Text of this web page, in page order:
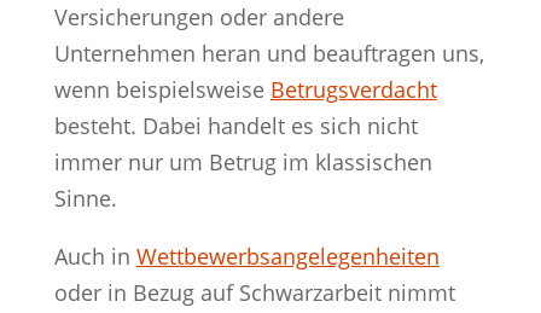
Versicherungen oder andere
Unternehmen heran und beauftragen uns,
wenn beispielsweise Betrugsverdacht
besteht. Dabei handelt es sich nicht
immer nur um Betrug im klassischen
Sinne.
Auch in Wettbewerbsangelegenheiten
oder in Bezug auf Schwarzarbeit nimmt